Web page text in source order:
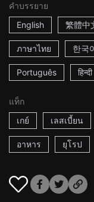
คำบรรยาย
English
繁體中
ภาษาไทย 한국
Português हिन्दी
แท็ก
เกย์
เลสเบี้ยน
อาหาร ยุโรป